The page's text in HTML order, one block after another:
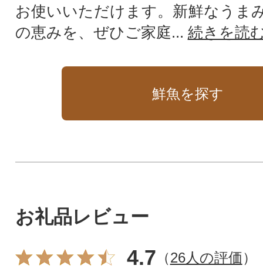
お使いいただけます。新鮮なうま
の恵みを、ぜひご家庭... 続きを読
鮮魚を探す
お礼品レビュー
4.7 （26人の評価）